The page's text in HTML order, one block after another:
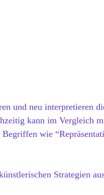
und neu interpretieren
kann im Vergleich
wie
Strategien